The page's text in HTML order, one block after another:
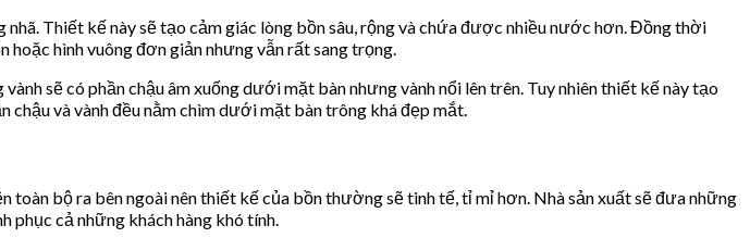
Thiết kế này sẽ tạo cảm giác lòng bồn sâu, rộng và chứa được nhiều nước hơn. Đồng thời
hình vuông đơn giản nhưng vẫn rất sang trọng.
sẽ có phần chậu âm xuống dưới mặt bàn nhưng vành nổi lên trên. Tuy nhiên thiết kế này tạo
chậu và vành đều nằm chìm dưới mặt bàn trông khá đẹp mắt.
bộ ra bên ngoài nên thiết kế của bồn thường sẽ tinh tế, tỉ mỉ hơn. Nhà sản xuất sẽ đưa những
phục cả những khách hàng khó tính.